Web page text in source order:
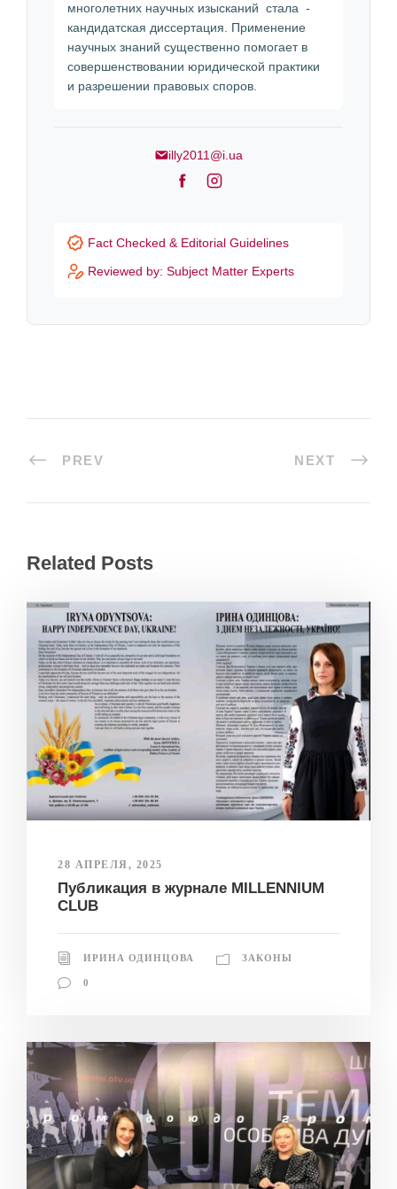
многолетних научных изысканий стала -
кандидатская диссертация. Применение
научных знаний существенно помогает в
совершенствовании юридической практики
и разрешении правовых споров.
illy2011@i.ua
F
c
b
o
I
s
a
r
Fact Checked & Editorial Guidelines
Reviewed by: Subject Matter Experts
PREV NEXT
Related Posts
28 АПРЕЛЯ, 2025
Публикация в журнале MILLENNIUM
CLUB
ИРИНА ОДИНЦОВА ЗАКОНЫ
0